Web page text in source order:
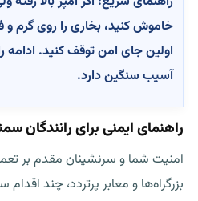
خاموش کنید، بخاری را روی گرم و
اولین جای امن توقف کنید. ادامه
آسیب سنگین دارد.
راهنمای ایمنی برای رانندگان
امنیت شما و سرنشینان مقدم بر
بزرگراه‌ها و معابر پرتردد، چند